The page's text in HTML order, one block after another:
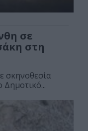
σε
στη
σκηνοθεσία